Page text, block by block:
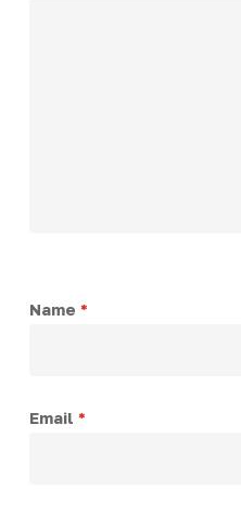
Name *
Email *